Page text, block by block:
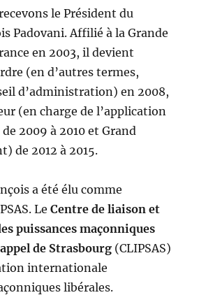
le Président du
Padovani. Affilié à la Grande
en 2003, il devient
(en d’autres termes,
d’administration) en 2008,
(en charge de l’application
2009 à 2010 et Grand
de 2012 à 2015.
a été élu comme
LeCentre de liaison et
puissances maçonniques
de Strasbourg (CLIPSAS)
internationale
libérales.